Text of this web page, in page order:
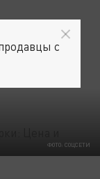
ФОТО: СОЦСЕТИ
с